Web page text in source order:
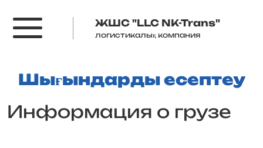
ЖШС "LLC NK-Trans"
логистикалық компания
Шығындарды есептеу
Информация о грузе